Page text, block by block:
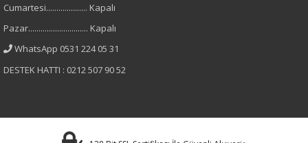
Cinsiyet
Kadın
Kısa Kol
Cumartesi.................... Kapalı
Pazar............................. Kapalı
WhatsApp 0531 224 05 31
DESTEK HATTI : 0212 507 90 52